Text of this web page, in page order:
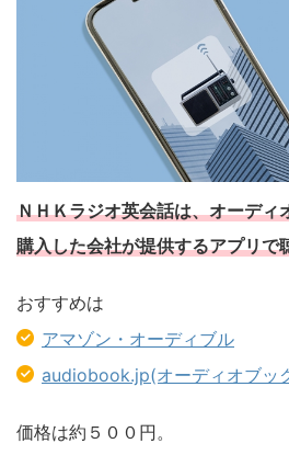
ＮＨＫラジオ英会話は、オーディ
購入した会社が提供するアプリで
おすすめは
アマゾン・オーディブル
audiobook.jp(オーディオブッ
価格は約５００円。